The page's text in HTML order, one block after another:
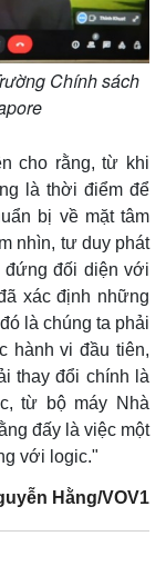
Chính sách
cho rằng, từ khi
là thời điểm để
bị về mặt tâm
nhìn, tư duy phát
đứng đối diện với
xác định những
là chúng ta phải
hành vi đầu tiên,
thay đổi chính là
từ bộ máy Nhà
đấy là việc một
với logic."
Hằng/VOV1